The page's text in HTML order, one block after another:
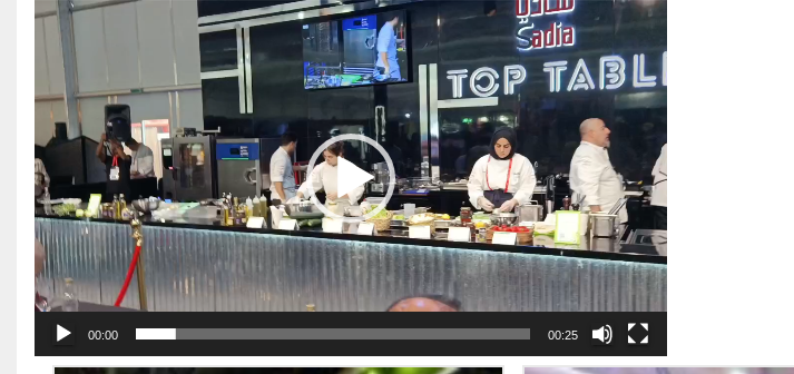
视
放
器
00:00 00:25